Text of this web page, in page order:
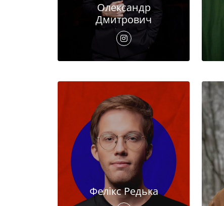
Олександр
Дмитрович
Фелікс Редька